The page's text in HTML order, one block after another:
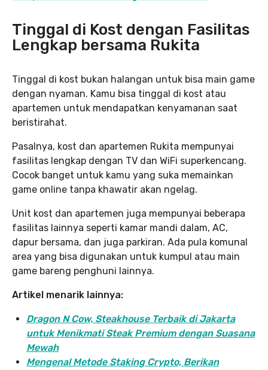
Tinggal di Kost dengan Fasilitas
Lengkap bersama Rukita
Tinggal di kost bukan halangan untuk bisa main game
dengan nyaman. Kamu bisa tinggal di kost atau
apartemen untuk mendapatkan kenyamanan saat
beristirahat.
Pasalnya, kost dan apartemen Rukita mempunyai
fasilitas lengkap dengan TV dan WiFi superkencang.
Cocok banget untuk kamu yang suka memainkan
game online tanpa khawatir akan ngelag.
Unit kost dan apartemen juga mempunyai beberapa
fasilitas lainnya seperti kamar mandi dalam, AC,
dapur bersama, dan juga parkiran. Ada pula komunal
area yang bisa digunakan untuk kumpul atau main
game bareng penghuni lainnya.
Artikel menarik lainnya:
Dragon N Cow, Steakhouse Terbaik di Jakarta
untuk Menikmati Steak Premium dengan Suasana
Mewah
Mengenal Metode Staking Crypto, Berikan